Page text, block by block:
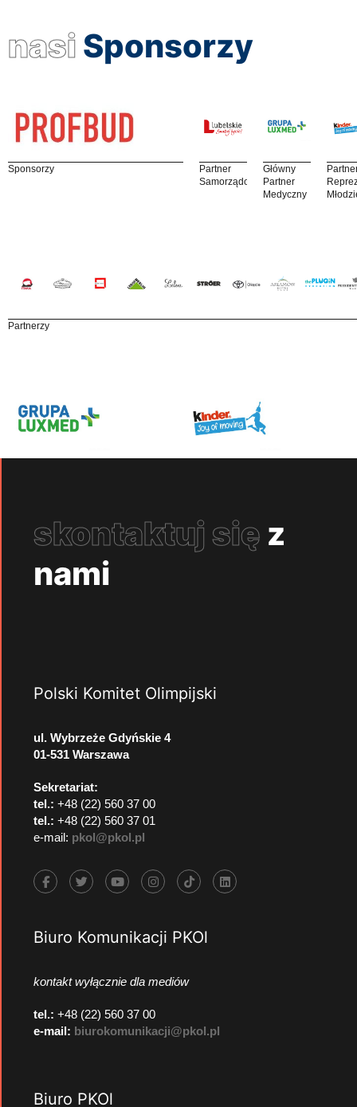
nasi Sponsorzy
Sponsorzy
Partner
Samorządowy
Główny
Partner
Medyczny
Partnerzy
skontaktuj się z
nami
Polski Komitet Olimpijski
ul. Wybrzeże Gdyńskie 4
01-531 Warszawa
Sekretariat:
tel.: +48 (22) 560 37 00
tel.: +48 (22) 560 37 01
e-mail: pkol@pkol.pl
Biuro Komunikacji PKOl
kontakt wyłącznie dla mediów
tel.: +48 (22) 560 37 00
e-mail: biurokomunikacji@pkol.pl
Biuro PKOl